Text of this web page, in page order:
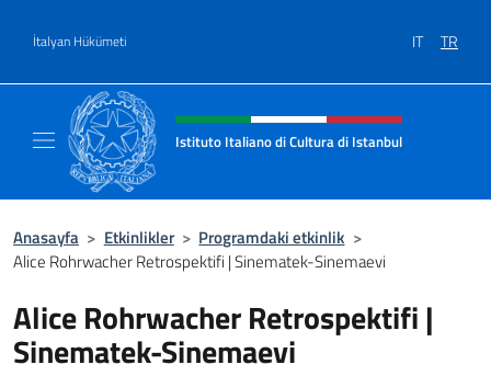
İtalyan Hükümeti IT TR
Site başlığı, sosyal medya ve
Istituto Italiano di Cultura di Istanbul
Anasayfa > Etkinlikler > Programdaki etkinlik >
Alice Rohrwacher Retrospektifi | Sinematek-Sinemaevi
Alice Rohrwacher Retrospektifi |
Sinematek-Sinemaevi